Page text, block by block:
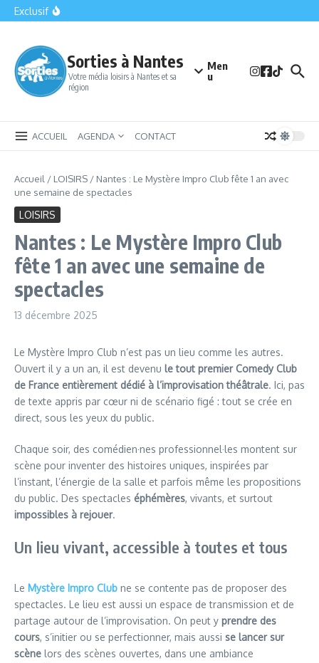
Aller au contenu
Exclusif
Saint-Philbert-de-Grand-Lieu : la petite cité qui cache le plus
l’épreuve en plein centre-ville
Sorties à Nantes
Votre média loisirs à Nantes et sa
région
Men
u
ACCUEIL AGENDA CONTACT
Accueil / LOISIRS / Nantes : Le Mystère Impro Club fête 1 an avec
une semaine de spectacles
LOISIRS
Nantes : Le Mystère Impro Club
fête 1 an avec une semaine de
spectacles
13 décembre 2025
Le Mystère Impro Club n’est pas un lieu comme les autres.
Ouvert il y a un an, il est devenu le tout premier Comedy Club
de France entièrement dédié à l’improvisation théâtrale. Ici, pas
de texte appris par cœur ni de scénario figé : tout se crée en
direct, sous les yeux du public.
Chaque soir, des comédien·nes professionnel·les montent sur
scène pour inventer des histoires uniques, inspirées par
l’instant, l’énergie de la salle et parfois même les propositions
du public. Des spectacles éphémères, vivants, et surtout
impossibles à rejouer.
Un lieu vivant, accessible à toutes et tous
Le Mystère Impro Club ne se contente pas de proposer des
spectacles. Le lieu est aussi un espace de transmission et de
partage autour de l’improvisation. On peut y prendre des
cours, s’initier ou se perfectionner, mais aussi se lancer sur
scène lors des scènes ouvertes, dans une ambiance